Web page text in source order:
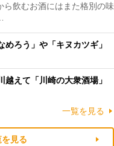
飲むお酒にはまた格別の味
めろう」や「キヌカツギ」
越えて「川崎の大衆酒場」
一覧を見る
見る